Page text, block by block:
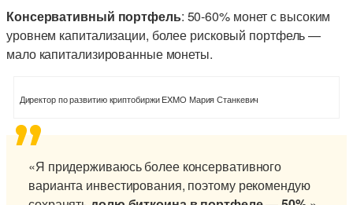
Консервативный портфель: 50-60% монет с высоким
уровнем капитализации, более рисковый портфель —
мало капитализированные монеты.
Директор по развитию криптобиржи EXMO Мария Станкевич
«Я придерживаюсь более консервативного
варианта инвестирования, поэтому рекомендую